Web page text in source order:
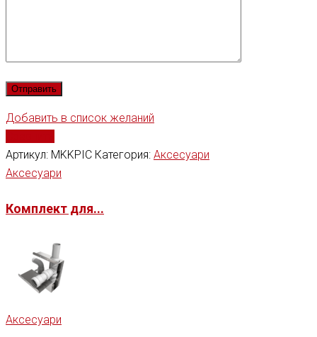
Добавить в список желаний
Артикул: MKKPIC Категория: Аксесуари
Аксесуари
Комплект для...
Аксесуари